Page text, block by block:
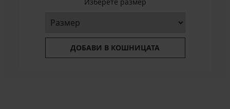
Изберете размер
ДОБАВИ В КОШНИЦАТА